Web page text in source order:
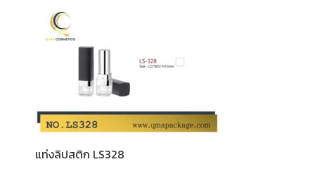
แท่งลิปสติก LS328